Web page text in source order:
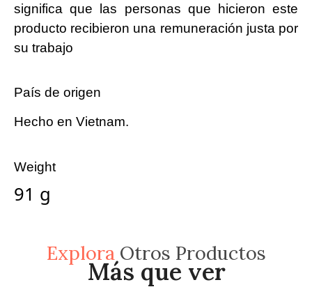
significa que las personas que hicieron este
producto recibieron una remuneración justa por
su trabajo
País de origen
Hecho en Vietnam.
Weight
91 g
Explora Otros Productos
Más que ver